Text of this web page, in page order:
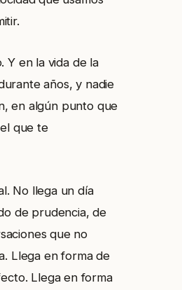
Y en la vida de la
años, y nadie
en algún punto que
que te
No llega un día
de prudencia, de
que no
Llega en forma de
Llega en forma